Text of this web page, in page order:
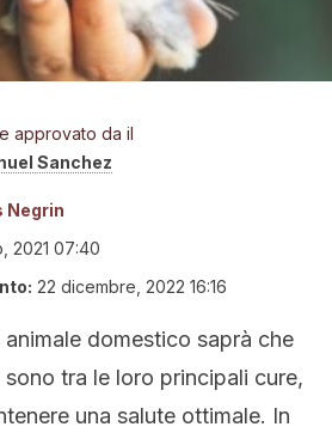
approvato da il
Sanchez
Negrin
2021 07:40
22 dicembre, 2022 16:16
domestico saprà che
tra le loro principali cure,
una salute ottimale. In